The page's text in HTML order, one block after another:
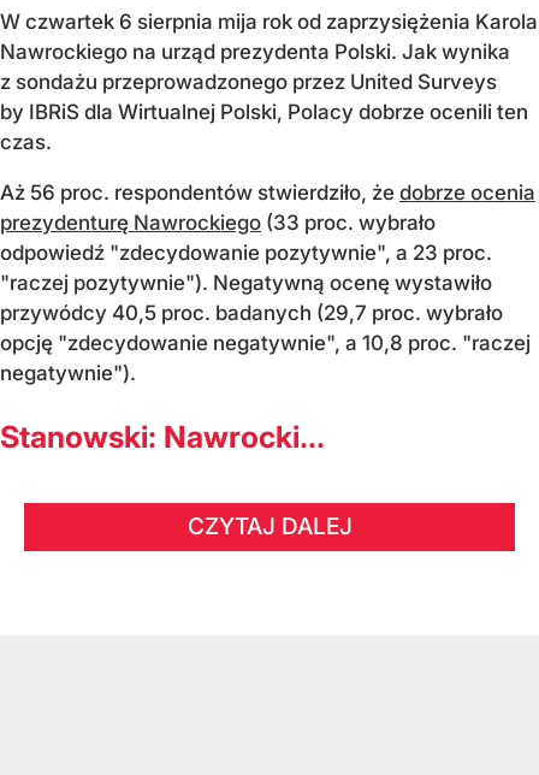
W czwartek 6 sierpnia mija rok od zaprzysiężenia Karola
Nawrockiego na urząd prezydenta Polski. Jak wynika
z sondażu przeprowadzonego przez United Surveys
by IBRiS dla Wirtualnej Polski, Polacy dobrze ocenili ten
czas.
Aż 56 proc. respondentów stwierdziło, że dobrze ocenia
prezydenturę Nawrockiego (33 proc. wybrało
odpowiedź "zdecydowanie pozytywnie", a 23 proc.
"raczej pozytywnie"). Negatywną ocenę wystawiło
przywódcy 40,5 proc. badanych (29,7 proc. wybrało
opcję "zdecydowanie negatywnie", a 10,8 proc. "raczej
negatywnie").
Stanowski: Nawrocki...
CZYTAJ DALEJ